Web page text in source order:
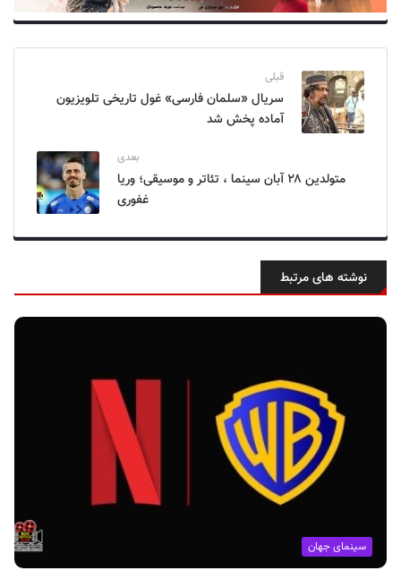
قبلی
سریال «سلمان فارسی» غول تاریخی تلویزیون
آماده پخش شد
بعدی
متولدین ۲۸ آبان سینما ، تئاتر و موسیقی؛ وریا
غفوری
نوشته های مرتبط
سینمای جهان